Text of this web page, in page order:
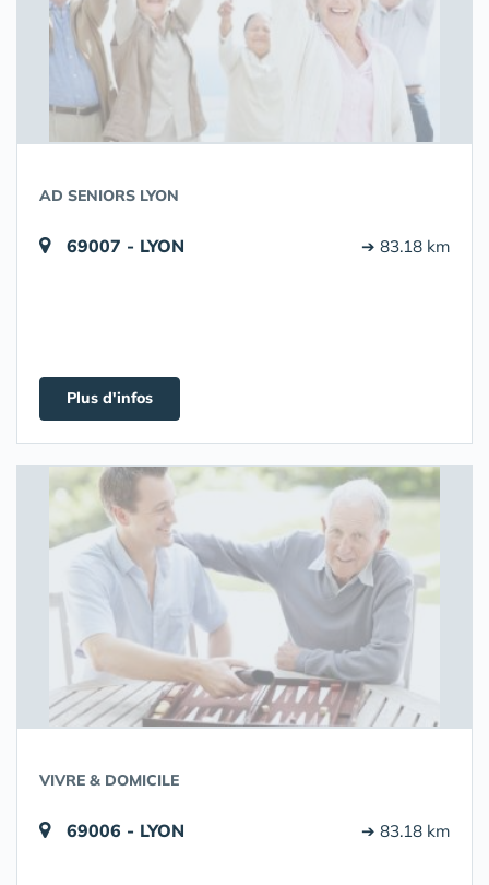
AD SENIORS LYON
69007 - LYON ➔ 83.18 km
Plus d'infos
VIVRE & DOMICILE
69006 - LYON ➔ 83.18 km